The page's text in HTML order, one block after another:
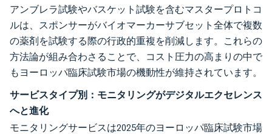
アンブレラ試験やバスケット試験を含むマスタープロトコ
ルは、スポンサーがバイオマーカーサブセット全体で複数
の薬剤を試験する際の行政的重複を削減します。これらの
方法論が組み合わさることで、コスト圧力の高まりの中で
もヨーロッパ臨床試験市場の機動性が維持されています。
サービスタイプ別：モニタリングがデジタルエクセレンス
へと進化
モニタリングサービスは2025年のヨーロッパ臨床試験市場